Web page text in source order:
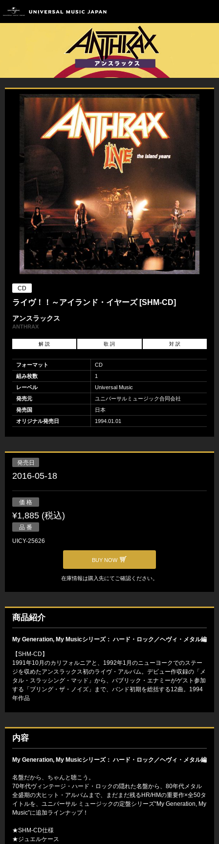
CD
ライヴ！！～アイランド・イヤーズ [SHM-CD]
アンスラックス
ANTHRAX
解 説 歌 詞 対 訳
フォーマット
CD
組み枚数
1
レーベル
Universal Music
発売元
ユニバーサルミュージック合同会社
発売国
日本
オリジナル発売日
1994.01.01
発売日
2016-05-18
価 格
¥1,885 (税込)
品 番
UICY-25626
BUY NOW
在庫情報は購入先にてご確認ください。
商品紹介
My Generation, My Musicシリーズ： ハード・ロック／ヘヴィ・メタル編
【SHM-CD】
1991年10月のカリフォルニアと、1992年1月のニューヨークでのステー
ジを収めたアンスラックス初のライヴ・アルバム。デビュー作収録の「メ
タル・スラッシング・マッド」から、パブリック・エナミーがゲスト参加
する「ブリング・ザ・ノイズ」まで、バンド初期を総括する12曲。1994
年作品
内容
My Generation, My Musicシリーズ： ハード・ロック／ヘヴィ・メタル編
名盤だから、ちゃんと聴こう。
70年代ヴィンテージ・ハード・ロックの隠れた名盤から、80年代メタル
全盛期の大ヒット・アルバムまで、まだまだ残るHR/HMの重要作×全50タ
イトルを、ユニバーサル ミュージックの定盤シリーズ“My Generation, My
Music”に追加ラインナップ！
★SHM-CD仕様
★ジュエルケース